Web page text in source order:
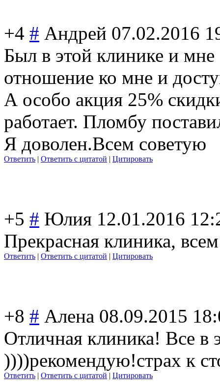
+4 # Андрей 07.02.2016
Был в этой клинике и мне
отношение ко мне и
А особо акция 25%
работает. Пломбу
Я доволен.Всем советую
Ответить | Ответить с цитатой | Цитировать
+5 # Юлия 12.01.2016
Прекрасная клиника,
Ответить | Ответить с цитатой | Цитировать
+8 # Алена 08.09.2015
Отличная клиника! Все в
))))рекомендую!страх к
Ответить | Ответить с цитатой | Цитировать